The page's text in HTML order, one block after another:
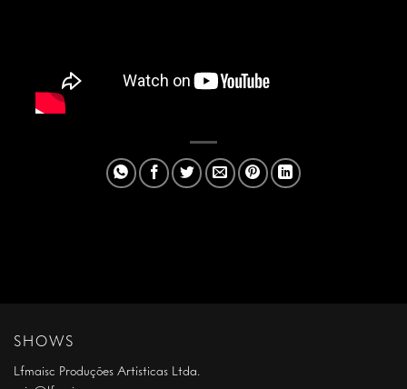
SHOWS
Lfmaisc Produções Artísticas Ltda.